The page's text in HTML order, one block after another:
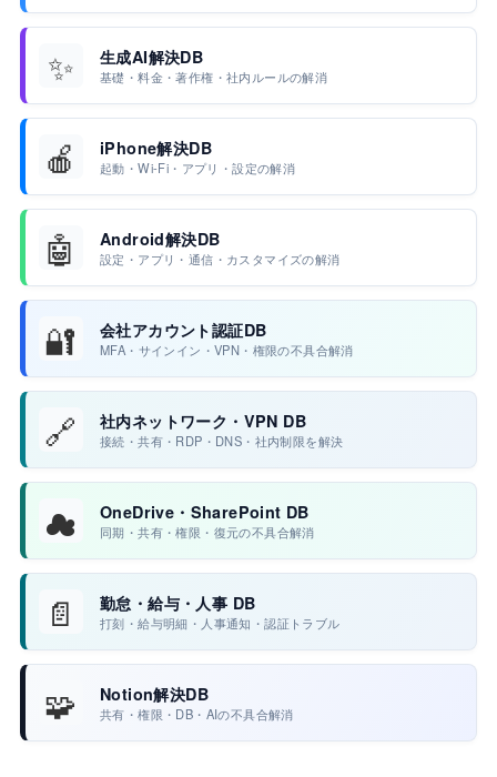
✨ 生成AI解決DB
基礎・料金・著作権・社内ルールの解消
🍎 iPhone解決DB
起動・Wi-Fi・アプリ・設定の解消
🤖 Android解決DB
設定・アプリ・通信・カスタマイズの解消
🔐 会社アカウント認証DB
MFA・サインイン・VPN・権限の不具合解消
🔗 社内ネットワーク・VPN DB
接続・共有・RDP・DNS・社内制限を解決
☁ OneDrive・SharePoint DB
同期・共有・権限・復元の不具合解消
📄 勤怠・給与・人事 DB
打刻・給与明細・人事通知・認証トラブル
🧩 Notion解決DB
共有・権限・DB・AIの不具合解消